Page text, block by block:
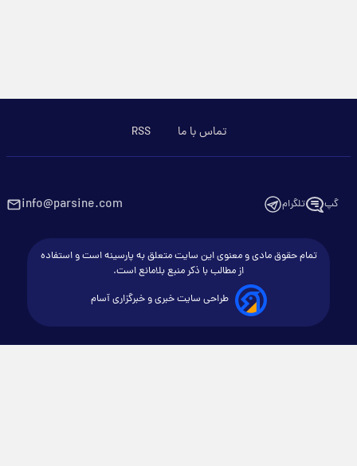
تماس با ما RSS
گپ تلگرام info@parsine.com
تمام حقوق مادی و معنوی این سایت متعلق به پارسینه است و استفاده
از مطالب با ذکر منبع بلامانع است.
طراحی سایت خبری و خبرگزاری آسام